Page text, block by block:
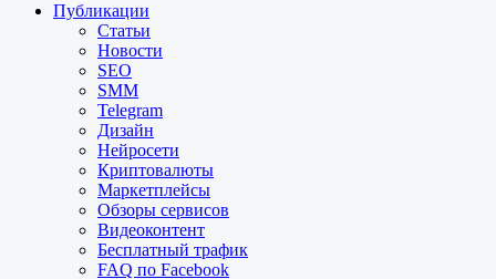
Публикации
Статьи
Новости
SEO
SMM
Telegram
Дизайн
Нейросети
Криптовалюты
Маркетплейсы
Обзоры сервисов
Видеоконтент
Бесплатный трафик
FAQ по Facebook